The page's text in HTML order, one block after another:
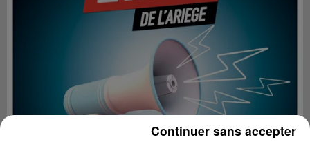
Continuer sans accepter